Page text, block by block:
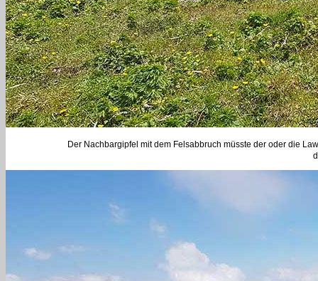
Der Nachbargipfel mit dem Felsabbruch müsste der oder die